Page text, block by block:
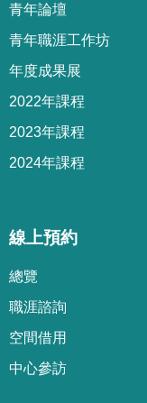
青年論壇
青年職涯工作坊
年度成果展
2022年課程
2023年課程
2024年課程
線上預約
總覽
職涯諮詢
空間借用
中心參訪